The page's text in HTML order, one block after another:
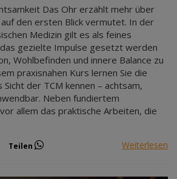
Das Ohr erzählt mehr über
den ersten Blick vermutet. In der
Medizin gilt es als feines
gezielte Impulse gesetzt werden
Wohlbefinden und innere Balance zu
praxisnahen Kurs lernen Sie die
der TCM kennen – achtsam,
Neben fundiertem
allem das praktische Arbeiten, die
Teilen Weiterlesen